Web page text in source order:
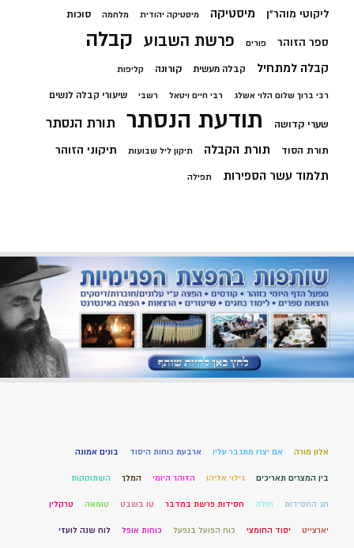
ליקוטי מוהר"ן מיסטיקה מיסטיקה יהודית מלחמה סוכות
ספר הזוהר פורים פרשת השבוע קבלה
קבלה למתחיל קבלה מעשית קורונה קליפות
רבי ברוך שלום הלוי אשלג רבי חיים ויטאל רשבי שיעורי קבלה לנשים
שערי קדושה תודעת הנסתר תורת הנסתר
תורת הסוד תורת הקבלה תיקון ליל שבועות תיקוני הזוהר
תלמוד עשר הספירות תפילה
אלון מורה אם יצרו מתגבר עליו ארבעת כוחות היסוד בונים אמונה
בין המצרים תאריכים גילוי אליהו הזוהר היומי המלך השתוקקות
חג החסידות חולה חסידות פרשת במדבר טו בשבט טומאה טרקלין
יארצייט יסוד החומצי כוח הפועל בנפעל כוחות אופל לוח שנה לועזי